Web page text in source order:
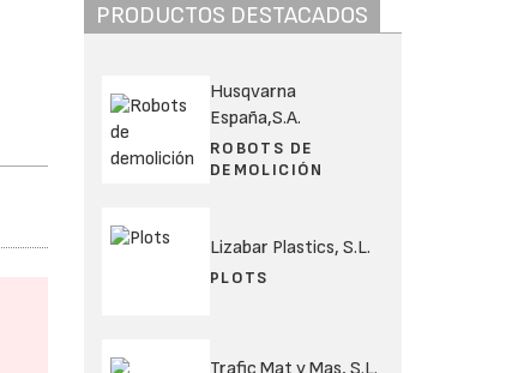
PRODUCTOS DESTACADOS
Husqvarna
España,S.A.
ROBOTS DE
DEMOLICIÓN
Lizabar Plastics, S.L.
PLOTS
Trafic Mat y Mas, S.L.